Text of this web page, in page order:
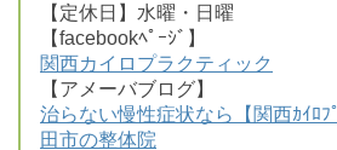
【定休日】水曜・日曜
【facebookﾍﾟｰｼﾞ】
関西カイロプラクティック
【アメーバブログ】
治らない慢性症状なら【関西ｶｲﾛﾌ
田市の整体院